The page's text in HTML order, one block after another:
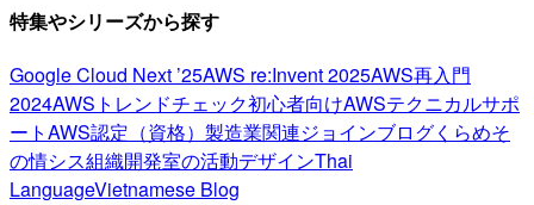
特集やシリーズから探す
Google Cloud Next ’25AWS re:Invent 2025AWS再入門
2024AWSトレンドチェック初心者向けAWSテクニカルサポ
ートAWS認定（資格） 製造業関連ジョインブログくらめそ
の情シス組織開発室の活動デザインThai
LanguageVietnamese Blog